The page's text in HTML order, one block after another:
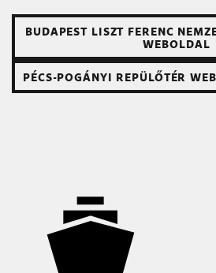
BUDAPEST LISZT FERENC
WEBOLDAL
PÉCS-POGÁNYI REPÜLŐTÉR